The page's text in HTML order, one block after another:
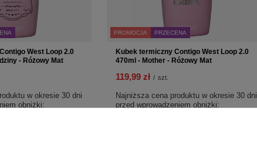
West Loop 2.0
- Różowy Mat
w okresie 30 dni
obniżki:
PROMOCJA PRZECENA
Kubek termiczny Contigo West Loop 2.0
470ml - Mother - Różowy Mat
119,99 zł / szt.
Najniższa cena produktu w okresie 30 dni
przed wprowadzeniem obniżki: